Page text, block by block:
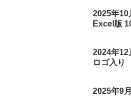
2025年10
Excel版
2024年12
ロゴ入り
2025年9